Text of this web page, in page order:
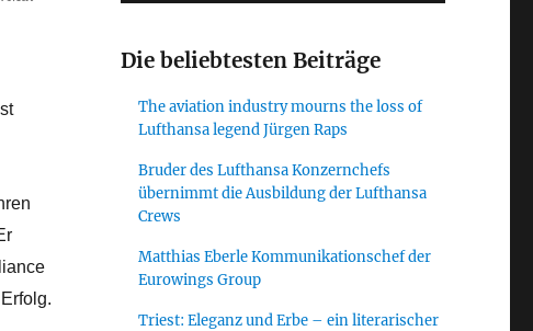
Die beliebtesten Beiträge
The aviation industry mourns the loss of
Lufthansa legend Jürgen Raps
Bruder des Lufthansa Konzernchefs
übernimmt die Ausbildung der Lufthansa
Crews
Matthias Eberle Kommunikationschef der
Eurowings Group
Triest: Eleganz und Erbe – ein literarischer